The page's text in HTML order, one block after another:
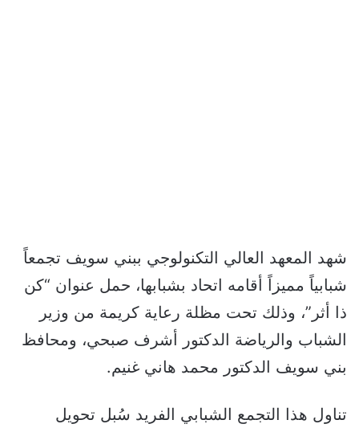
شهد المعهد العالي التكنولوجي ببني سويف تجمعاً
شبابياً مميزاً أقامه اتحاد بشبابها، حمل عنوان “كن
ذا أثر”، وذلك تحت مظلة رعاية كريمة من وزير
الشباب والرياضة الدكتور أشرف صبحي، ومحافظ
بني سويف الدكتور محمد هاني غنيم.
تناول هذا التجمع الشبابي الفريد سُبل تحويل